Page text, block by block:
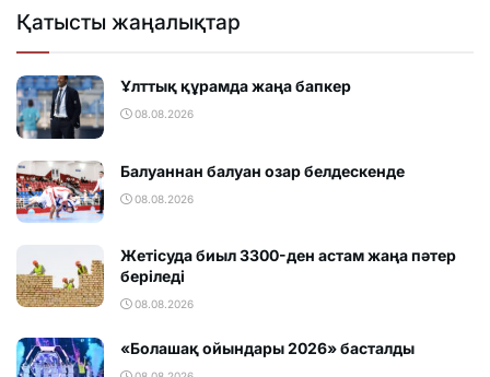
Қатысты жаңалықтар
Ұлттық құрамда жаңа бапкер
08.08.2026
Балуаннан балуан озар белдескенде
08.08.2026
Жетісуда биыл 3300-ден астам жаңа пәтер
беріледі
08.08.2026
«Болашақ ойындары 2026» басталды